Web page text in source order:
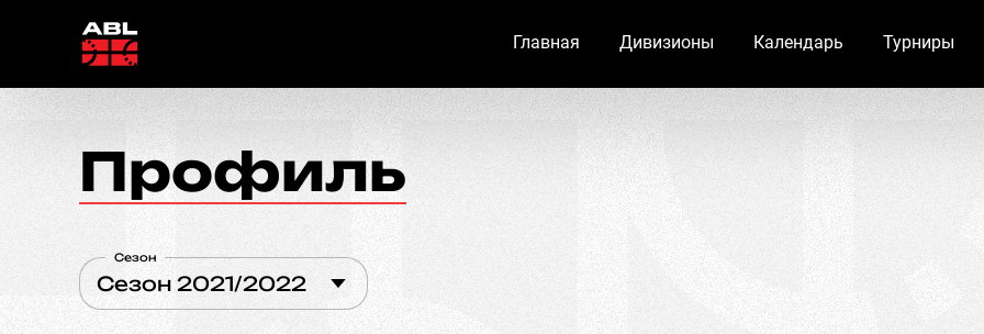
Главная Дивизионы Календарь Турниры
Профиль
Сезон 2021/2022
Сезон